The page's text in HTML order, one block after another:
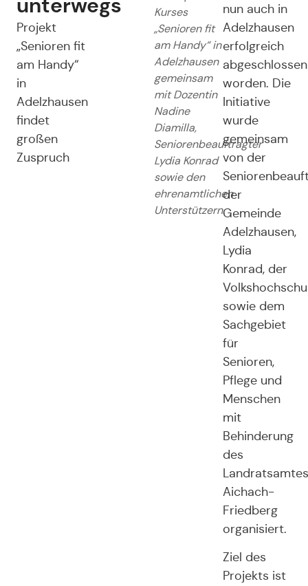
Projekt
„Senioren fit
am Handy“
in
Adelzhausen
findet
großen
Zuspruch
Kurses
„Senioren fit
am Handy“ in
Adelzhausen
gemeinsam
mit Dozentin
Nadine
Diamilla,
Seniorenbeauftragter
Lydia Konrad
sowie den
ehrenamtlichen
Unterstützern.
nun auch in
Adelzhausen
erfolgreich
abgeschlossen
worden. Die
Initiative
wurde
gemeinsam
von der
der
Gemeinde
Adelzhausen,
Lydia
Konrad, der
sowie dem
Sachgebiet
für
Senioren,
Pflege und
Menschen
mit
Behinderung
des
Landratsamtes
Aichach-
Friedberg
organisiert.
Ziel des
Projekts ist